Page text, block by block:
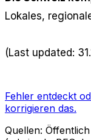
Lokales,
(Last updated:
Fehler entdeckt
korrigieren das.
Quellen: